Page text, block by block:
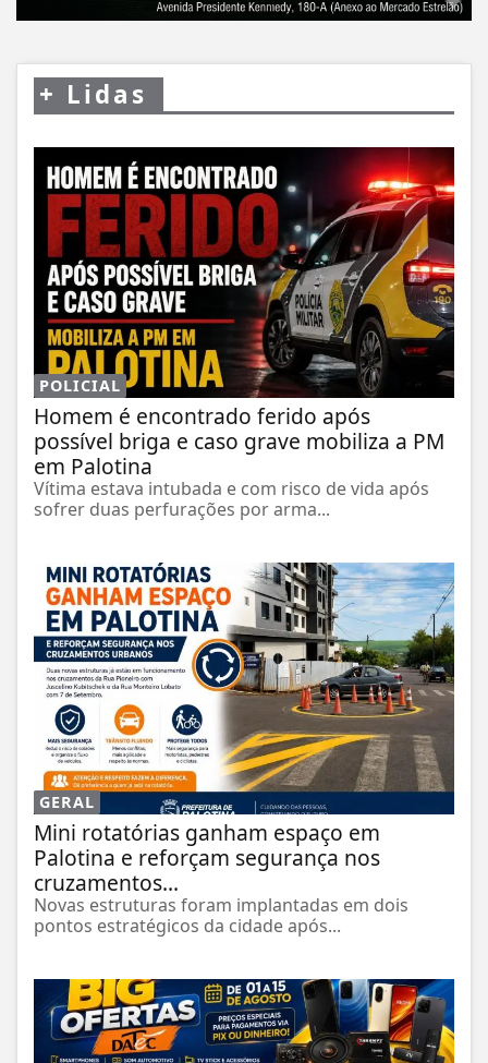
+ Lidas
POLICIAL
Homem é encontrado ferido após
possível briga e caso grave mobiliza a PM
em Palotina
Vítima estava intubada e com risco de vida após
sofrer duas perfurações por arma...
GERAL
Mini rotatórias ganham espaço em
Palotina e reforçam segurança nos
cruzamentos...
Novas estruturas foram implantadas em dois
pontos estratégicos da cidade após...